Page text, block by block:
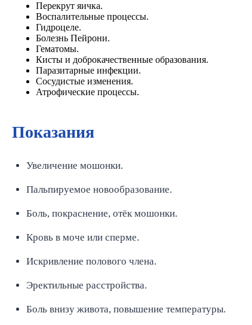
Перекрут яичка.
Воспалительные процессы.
Гидроцеле.
Болезнь Пейрони.
Гематомы.
Кисты и доброкачественные образования.
Паразитарные инфекции.
Сосудистые изменения.
Атрофические процессы.
Показания
Увеличение мошонки.
Пальпируемое новообразование.
Боль, покраснение, отёк мошонки.
Кровь в моче или сперме.
Искривление полового члена.
Эректильные расстройства.
Боль внизу живота, повышение температуры.